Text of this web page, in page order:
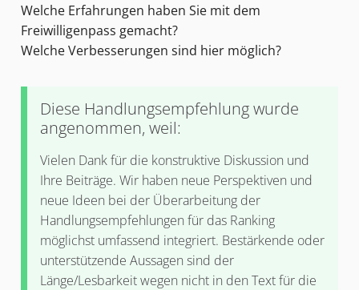
Welche Erfahrungen haben Sie mit dem
Freiwilligenpass gemacht?
Welche Verbesserungen sind hier möglich?
Diese Handlungsempfehlung wurde
angenommen, weil:
Vielen Dank für die konstruktive Diskussion und
Ihre Beiträge. Wir haben neue Perspektiven und
neue Ideen bei der Überarbeitung der
Handlungsempfehlungen für das Ranking
möglichst umfassend integriert. Bestärkende oder
unterstützende Aussagen sind der
Länge/Lesbarkeit wegen nicht in den Text für die